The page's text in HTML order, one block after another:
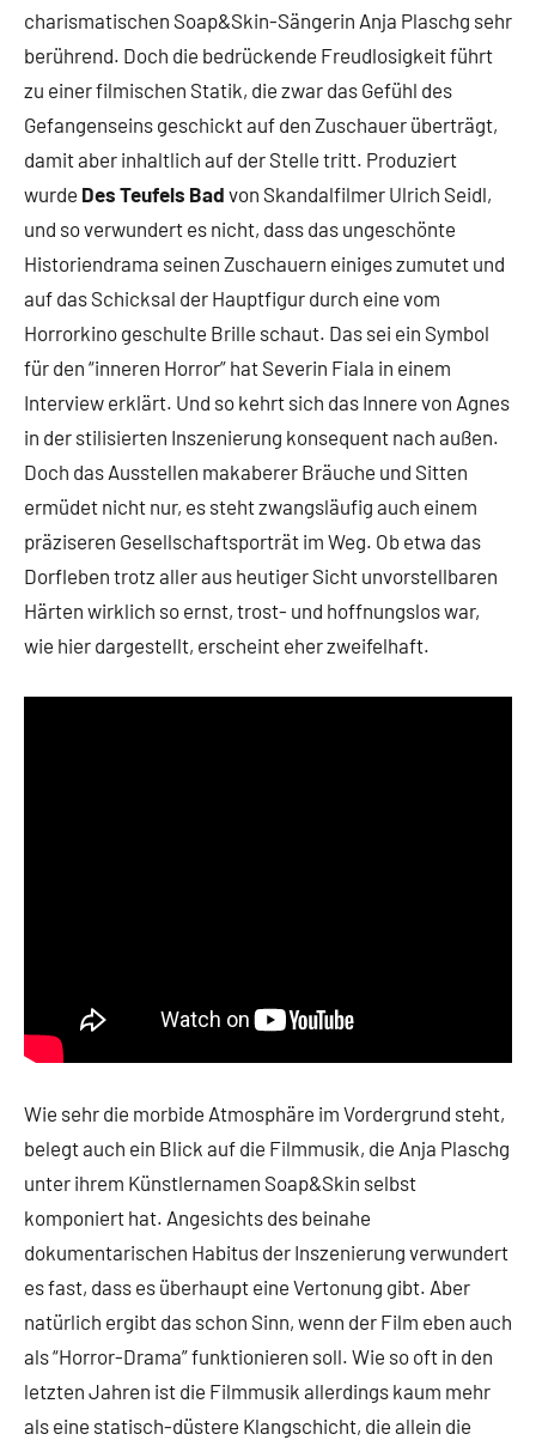
charismatischen Soap&Skin-Sängerin Anja Plaschg sehr
berührend. Doch die bedrückende Freudlosigkeit führt
zu einer filmischen Statik, die zwar das Gefühl des
Gefangenseins geschickt auf den Zuschauer überträgt,
damit aber inhaltlich auf der Stelle tritt. Produziert
wurde Des Teufels Bad von Skandalfilmer Ulrich Seidl,
und so verwundert es nicht, dass das ungeschönte
Historiendrama seinen Zuschauern einiges zumutet und
auf das Schicksal der Hauptfigur durch eine vom
Horrorkino geschulte Brille schaut. Das sei ein Symbol
für den “inneren Horror” hat Severin Fiala in einem
Interview erklärt. Und so kehrt sich das Innere von Agnes
in der stilisierten Inszenierung konsequent nach außen.
Doch das Ausstellen makaberer Bräuche und Sitten
ermüdet nicht nur, es steht zwangsläufig auch einem
präziseren Gesellschaftsporträt im Weg. Ob etwa das
Dorfleben trotz aller aus heutiger Sicht unvorstellbaren
Härten wirklich so ernst, trost- und hoffnungslos war,
wie hier dargestellt, erscheint eher zweifelhaft.
Wie sehr die morbide Atmosphäre im Vordergrund steht,
belegt auch ein Blick auf die Filmmusik, die Anja Plaschg
unter ihrem Künstlernamen Soap&Skin selbst
komponiert hat. Angesichts des beinahe
dokumentarischen Habitus der Inszenierung verwundert
es fast, dass es überhaupt eine Vertonung gibt. Aber
natürlich ergibt das schon Sinn, wenn der Film eben auch
als “Horror-Drama” funktionieren soll. Wie so oft in den
letzten Jahren ist die Filmmusik allerdings kaum mehr
als eine statisch-düstere Klangschicht, die allein die